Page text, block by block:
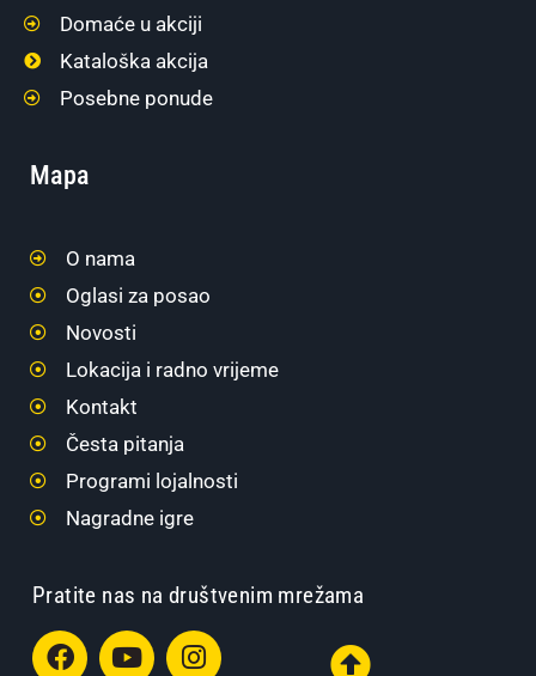
Domaće u akciji
Kataloška akcija
Posebne ponude
Mapa
O nama
Oglasi za posao
Novosti
Lokacija i radno vrijeme
Kontakt
Česta pitanja
Programi lojalnosti
Nagradne igre
Pratite nas na društvenim mrežama